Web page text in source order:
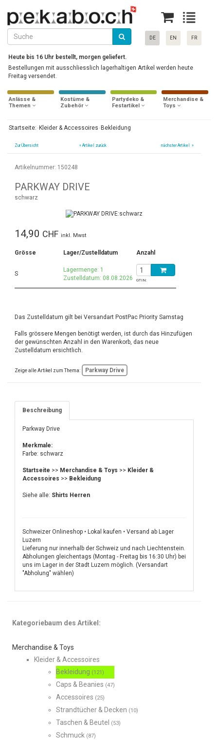
DE EN FR
Heute bis 16 Uhr bestellt, morgen geliefert.
Bestellungen mit ausschliesslich lagerhaltigen Artikel werden heute
Freitag versendet.
Anlässe &
Themen
Kostüme &
Zubehör
Partydeko &
Festartikel
Merchandise &
Toys
Startseite: Kleider & Accessoires Bekleidung
Zur Übersicht «Artikel zurück nächster Artikel »
Artikelnummer: 150248
PARKWAY DRIVE
schwarz
14,90 CHF inkl. Mwst
Grösse Lager/Zustelldatum Anzahl
S
Lagermenge: 1
Zustelldatum: 08.08.2026
GTIN:
Das Zustelldatum gilt bei Versandart PostPac Priority Samstag
Falls grössere Mengen benötigt werden, ist durch das Hinzufügen
der gewünschten Anzahl in den Warenkorb, das neue
Zustelldatum ersichtlich.
Zeige alle Artikel zum Thema: Parkway Drive
Beschreibung
Parkway Drive
Merkmale:
Farbe: schwarz
Startseite >> Merchandise & Toys >> Kleider &
Accessoires >> Bekleidung
Siehe alle: Shirts Herren
Schweizer Onlineshop • Lokal kaufen • Versand ab Lager
Luzern
Lieferung nur innerhalb der Schweiz und nach Liechtenstein.
Abholungen gleichentags (Montag - Freitag bis 16:30 Uhr) bei
uns im Lager in der Stadt Luzern möglich. (Versandart
"Abholung" wählen)
Kategoriebaum des Artikel:
Merchandise & Toys
Kleider & Accessoires
Bekleidung (121)
Caps & Beanies (47)
Accessoires (25)
Strandtücher & Decken (10)
Taschen & Beutel (53)
Schmuck (87)